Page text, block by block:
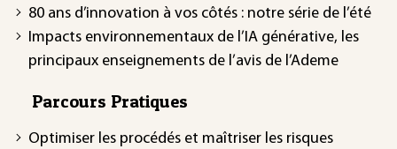
80 ans d’innovation à vos côtés : notre série de l’été
Impacts environnementaux de l’IA générative, les
principaux enseignements de l’avis de l’Ademe
Parcours Pratiques
Optimiser les procédés et maîtriser les risques